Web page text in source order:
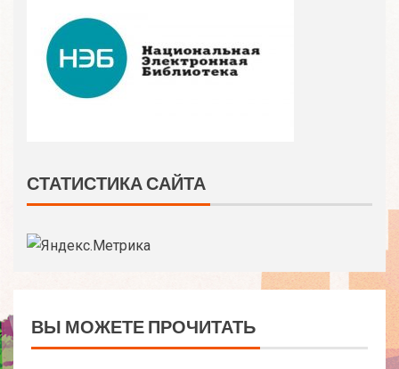
СТАТИСТИКА САЙТА
ВЫ МОЖЕТЕ ПРОЧИТАТЬ